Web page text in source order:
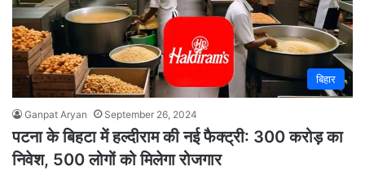
बिहार
Ganpat Aryan September 26, 2024
पटना के बिहटा में हल्दीराम की नई फैक्ट्री: 300 करोड़ का
निवेश, 500 लोगों को मिलेगा रोजगार